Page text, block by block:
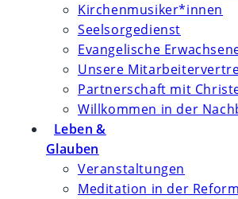
Kirchenmusiker*innen
Seelsorgedienst
Evangelische
Unsere
Partnerschaft mit
Willkommen in der
Leben &
Glauben
Veranstaltungen
Meditation in der